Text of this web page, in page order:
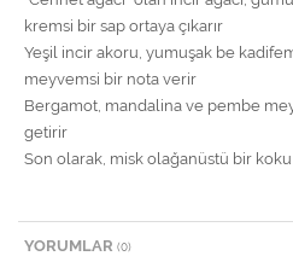
kremsi bir sap ortaya çıkarır
Yeşil incir akoru, yumuşak be
meyvemsi bir nota verir
Bergamot, mandalina ve pembe
getirir
Son olarak, misk olağanüstü bir koku
YORUMLAR (0)